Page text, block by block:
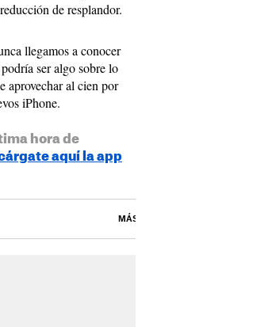
de resplandor.
llegamos a conocer
ser algo sobre lo
aprovechar al cien por
iPhone.
hora de
aquí la app
MÁS